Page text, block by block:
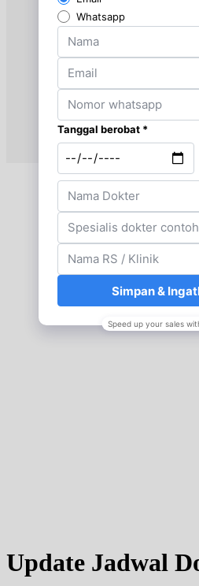
Rabu, 02/09/2026
Jam 10:00 - 12:00
Kamis, 03/09/2026
Jam 10:00 - 12:00
Sabtu, 05/09/2026
Jam 09:00 - 12:00
Update Jadwal